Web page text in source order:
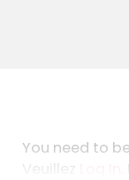
You need to
Veuillez